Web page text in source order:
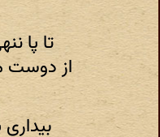
تا پا
از دوست